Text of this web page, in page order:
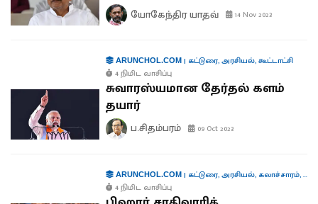
யோகேந்திர யாதவ் 14 Nov 2023
ARUNCHOL.COM| கட்டுரை,அரசியல்,கூட்டாட்சி
4 நிமிட வாசிப்பு
சுவாரஸ்யமான தேர்தல் களம்
தயார்
ப.சிதம்பரம் 09 Oct 2023
ARUNCHOL.COM| கட்டுரை,அரசியல், கலாச்சாரம்,
4 நிமிட வாசிப்பு